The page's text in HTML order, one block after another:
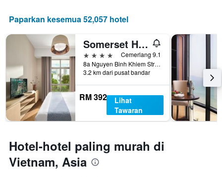
1
paksi
memaparkan
harga
purata
bilik
Paparkan kesemua 52,057 hotel
Somerset Ho Chi Minh City
4 bintang
Cemerlang 9.1
8a Nguyen Binh Khiem Street, Bandar Ho Chi Minh, Vietnam
3.2 km dari pusat bandar
RM 392
Lihat
Tawaran
Hotel-hotel paling murah di
Vietnam, Asia